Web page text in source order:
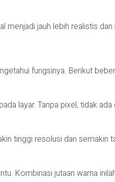
menjadi jauh lebih realistis
fungsinya. Berikut
layar. Tanpa pixel, tidak
tinggi resolusi dan semakin
Kombinasi jutaan warna